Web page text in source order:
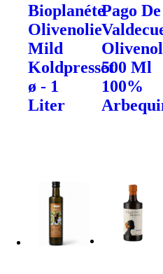
Bioplanéte
Olivenolie
Mild
Koldpresset
ø - 1
Liter
Pago De
500 Ml
100%